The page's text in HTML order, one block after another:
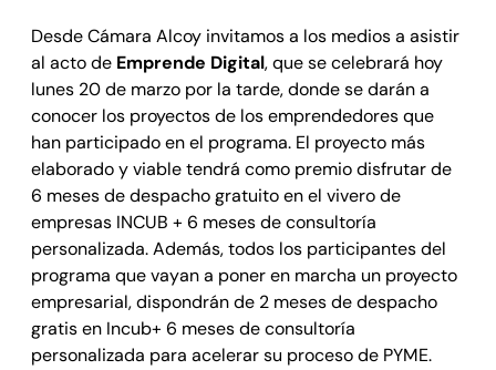
Desde Cámara Alcoy invitamos a los medios a asistir
al acto de Emprende Digital, que se celebrará hoy
lunes 20 de marzo por la tarde, donde se darán a
conocer los proyectos de los emprendedores que
han participado en el programa. El proyecto más
elaborado y viable tendrá como premio disfrutar de
6 meses de despacho gratuito en el vivero de
empresas INCUB + 6 meses de consultoría
personalizada. Además, todos los participantes del
programa que vayan a poner en marcha un proyecto
empresarial, dispondrán de 2 meses de despacho
gratis en Incub+ 6 meses de consultoría
personalizada para acelerar su proceso de PYME.